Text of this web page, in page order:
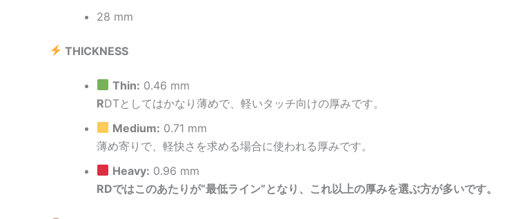
28 mm
THICKNESS
Thin: 0.46 mm
RDTとしてはかなり薄めで、軽いタッチ向けの厚みです。
Medium: 0.71 mm
薄め寄りで、軽快さを求める場合に使われる厚みです。
Heavy: 0.96 mm
RDではこのあたりが“最低ライン”となり、これ以上の厚みを選ぶ方が多いです。